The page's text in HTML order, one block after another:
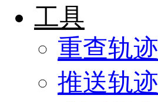
工具
重查轨迹
推送轨迹